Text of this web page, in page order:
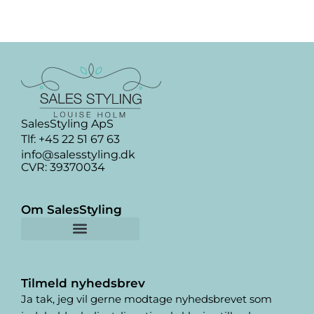
SalesStyling ApS
Tlf: +45 22 51 67 63
info@salesstyling.dk
CVR: 39370034
Om SalesStyling
Tilmeld nyhedsbrev
Ja tak, jeg vil gerne modtage nyhedsbrevet som